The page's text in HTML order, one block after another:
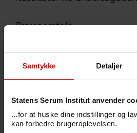
Samtykke Detaljer
Statens Serum Institut anvender
...for at huske dine indstillinger og
kan forbedre brugeroplevelsen.
Presseomtale
Til forskere
Samarbejde